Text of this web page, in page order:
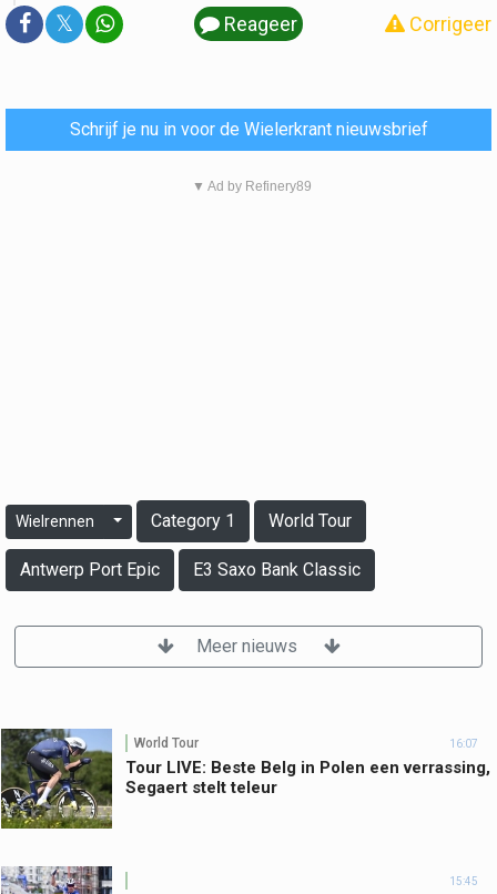
𝕏 Reageer Corrigeer
Schrijf je nu in voor de Wielerkrant nieuwsbrief
▼ Ad by Refinery89
Wielrennen Category 1 World Tour
Antwerp Port Epic E3 Saxo Bank Classic
Meer nieuws
World Tour 16:07
Tour LIVE: Beste Belg in Polen een verrassing,
Segaert stelt teleur
15:45